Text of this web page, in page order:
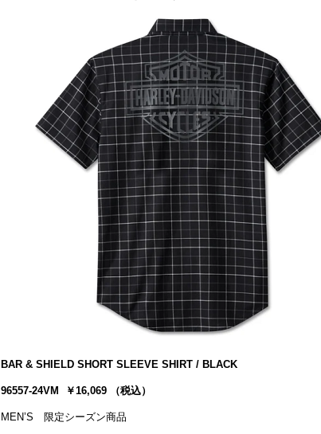
BAR & SHIELD SHORT SLEEVE SHIRT / BLACK
96557-24VM ￥16,069 （税込）
MEN’S 限定シーズン商品